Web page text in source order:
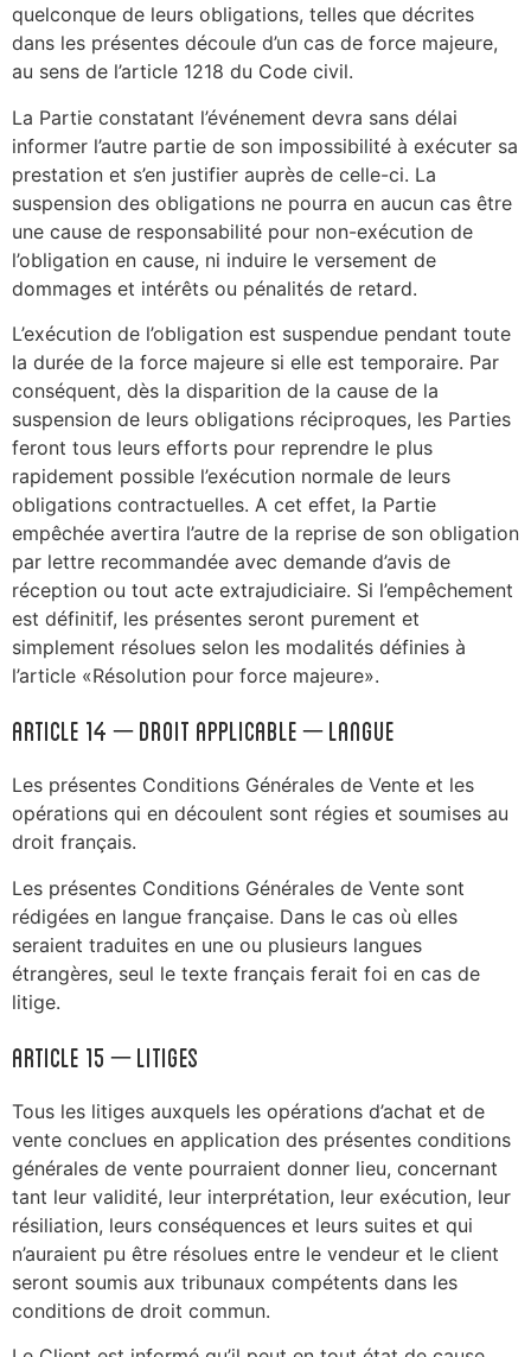
quelconque de leurs obligations, telles que décrites
dans les présentes découle d’un cas de force majeure,
au sens de l’article 1218 du Code civil.
La Partie constatant l’événement devra sans délai
informer l’autre partie de son impossibilité à exécuter sa
prestation et s’en justifier auprès de celle-ci. La
suspension des obligations ne pourra en aucun cas être
une cause de responsabilité pour non-exécution de
l’obligation en cause, ni induire le versement de
dommages et intérêts ou pénalités de retard.
L’exécution de l’obligation est suspendue pendant toute
la durée de la force majeure si elle est temporaire. Par
conséquent, dès la disparition de la cause de la
suspension de leurs obligations réciproques, les Parties
feront tous leurs efforts pour reprendre le plus
rapidement possible l’exécution normale de leurs
obligations contractuelles. A cet effet, la Partie
empêchée avertira l’autre de la reprise de son obligation
par lettre recommandée avec demande d’avis de
réception ou tout acte extrajudiciaire. Si l’empêchement
est définitif, les présentes seront purement et
simplement résolues selon les modalités définies à
l’article «Résolution pour force majeure».
ARTICLE 14 – Droit applicable – Langue
Les présentes Conditions Générales de Vente et les
opérations qui en découlent sont régies et soumises au
droit français.
Les présentes Conditions Générales de Vente sont
rédigées en langue française. Dans le cas où elles
seraient traduites en une ou plusieurs langues
étrangères, seul le texte français ferait foi en cas de
litige.
ARTICLE 15 – Litiges
Tous les litiges auxquels les opérations d’achat et de
vente conclues en application des présentes conditions
générales de vente pourraient donner lieu, concernant
tant leur validité, leur interprétation, leur exécution, leur
résiliation, leurs conséquences et leurs suites et qui
n’auraient pu être résolues entre le vendeur et le client
seront soumis aux tribunaux compétents dans les
conditions de droit commun.